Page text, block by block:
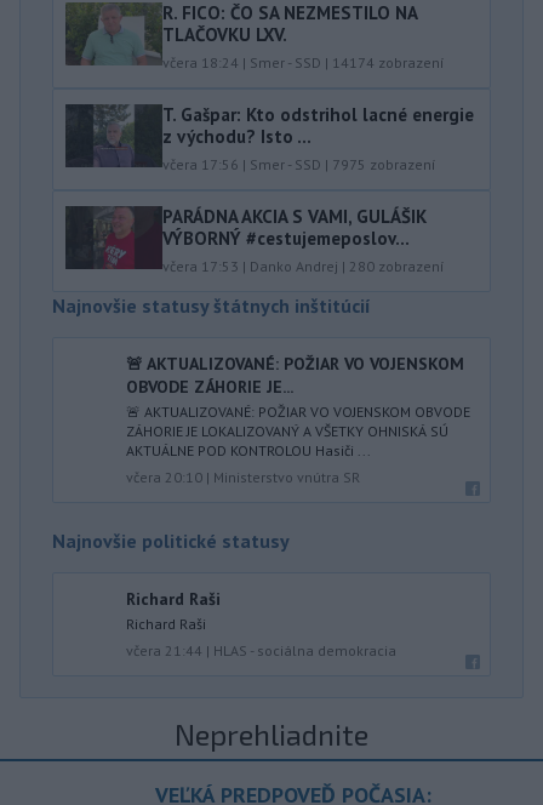
R. FICO: ČO SA NEZMESTILO NA
TLAČOVKU LXV.
včera 18:24 | Smer - SSD | 14174 zobrazení
T. Gašpar: Kto odstrihol lacné energie
z východu? Isto ...
včera 17:56 | Smer - SSD | 7975 zobrazení
PARÁDNA AKCIA S VAMI, GULÁŠIK
VÝBORNÝ #cestujemeposlov...
včera 17:53 | Danko Andrej | 280 zobrazení
Najnovšie statusy štátnych inštitúcií
🚨 AKTUALIZOVANÉ: POŽIAR VO VOJENSKOM
OBVODE ZÁHORIE JE...
🚨 AKTUALIZOVANÉ: POŽIAR VO VOJENSKOM OBVODE
ZÁHORIE JE LOKALIZOVANÝ A VŠETKY OHNISKÁ SÚ
AKTUÁLNE POD KONTROLOU Hasiči ...
včera 20:10 | Ministerstvo vnútra SR
Najnovšie politické statusy
Richard Raši
Richard Raši
včera 21:44 | HLAS - sociálna demokracia
Neprehliadnite
VEĽKÁ PREDPOVEĎ POČASIA: